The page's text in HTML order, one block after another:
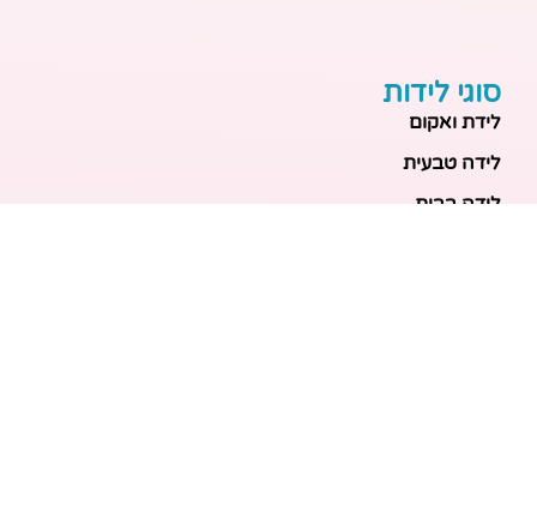
סוגי לידות
לידת ואקום
לידה טבעית
לידה בבית